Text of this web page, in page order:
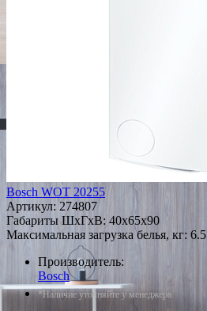
Bosch WOT 20255
Артикул: 274807
Габариты ШxГxВ: 40x65x90
Максимальная загрузка белья, кг: 6.5
Производитель:
Bosch
*Наличие уточняйте у менеджера